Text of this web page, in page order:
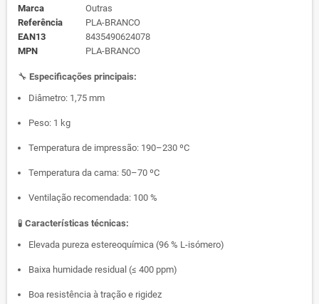
Marca
Outras
Referência
PLA-BRANCO
EAN13
8435490624078
MPN
PLA-BRANCO
🔧 Especificações principais:
Diâmetro: 1,75 mm
Peso: 1 kg
Temperatura de impressão: 190–230 ºC
Temperatura da cama: 50–70 ºC
Ventilação recomendada: 100 %
🧪 Características técnicas:
Elevada pureza estereoquímica (96 % L-isómero)
Baixa humidade residual (≤ 400 ppm)
Boa resistência à tração e rigidez